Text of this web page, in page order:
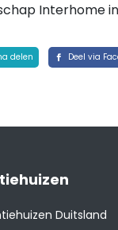
Interhome
delen Deel via
Duitsland